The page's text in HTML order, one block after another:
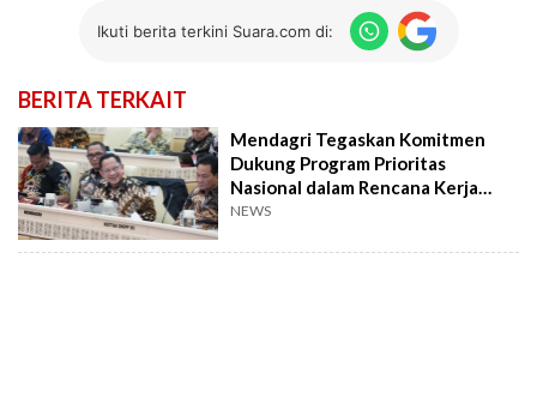
Ikuti berita terkini Suara.com di:
BERITA TERKAIT
Mendagri Tegaskan Komitmen
Dukung Program Prioritas
Nasional dalam Rencana Kerja
2027
NEWS